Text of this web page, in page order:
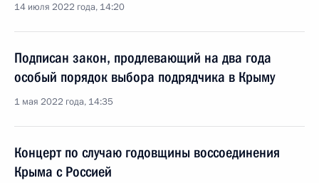
14 июля 2022 года, 14:20
Подписан закон, продлевающий на два года
особый порядок выбора подрядчика в Крыму
1 мая 2022 года, 14:35
Концерт по случаю годовщины воссоединения
Крыма с Россией